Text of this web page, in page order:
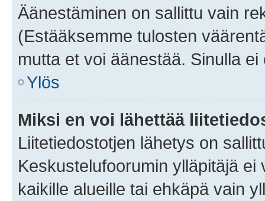
Äänestäminen on sallittu vain
(Estääksemme tulosten
mutta et voi äänestää. Sinulla
Ylös
Miksi en voi lähettää
Liitetiedostotjen lähetys on
Keskustelufoorumin ylläpitäjä
kaikille alueille tai ehkäpä vain